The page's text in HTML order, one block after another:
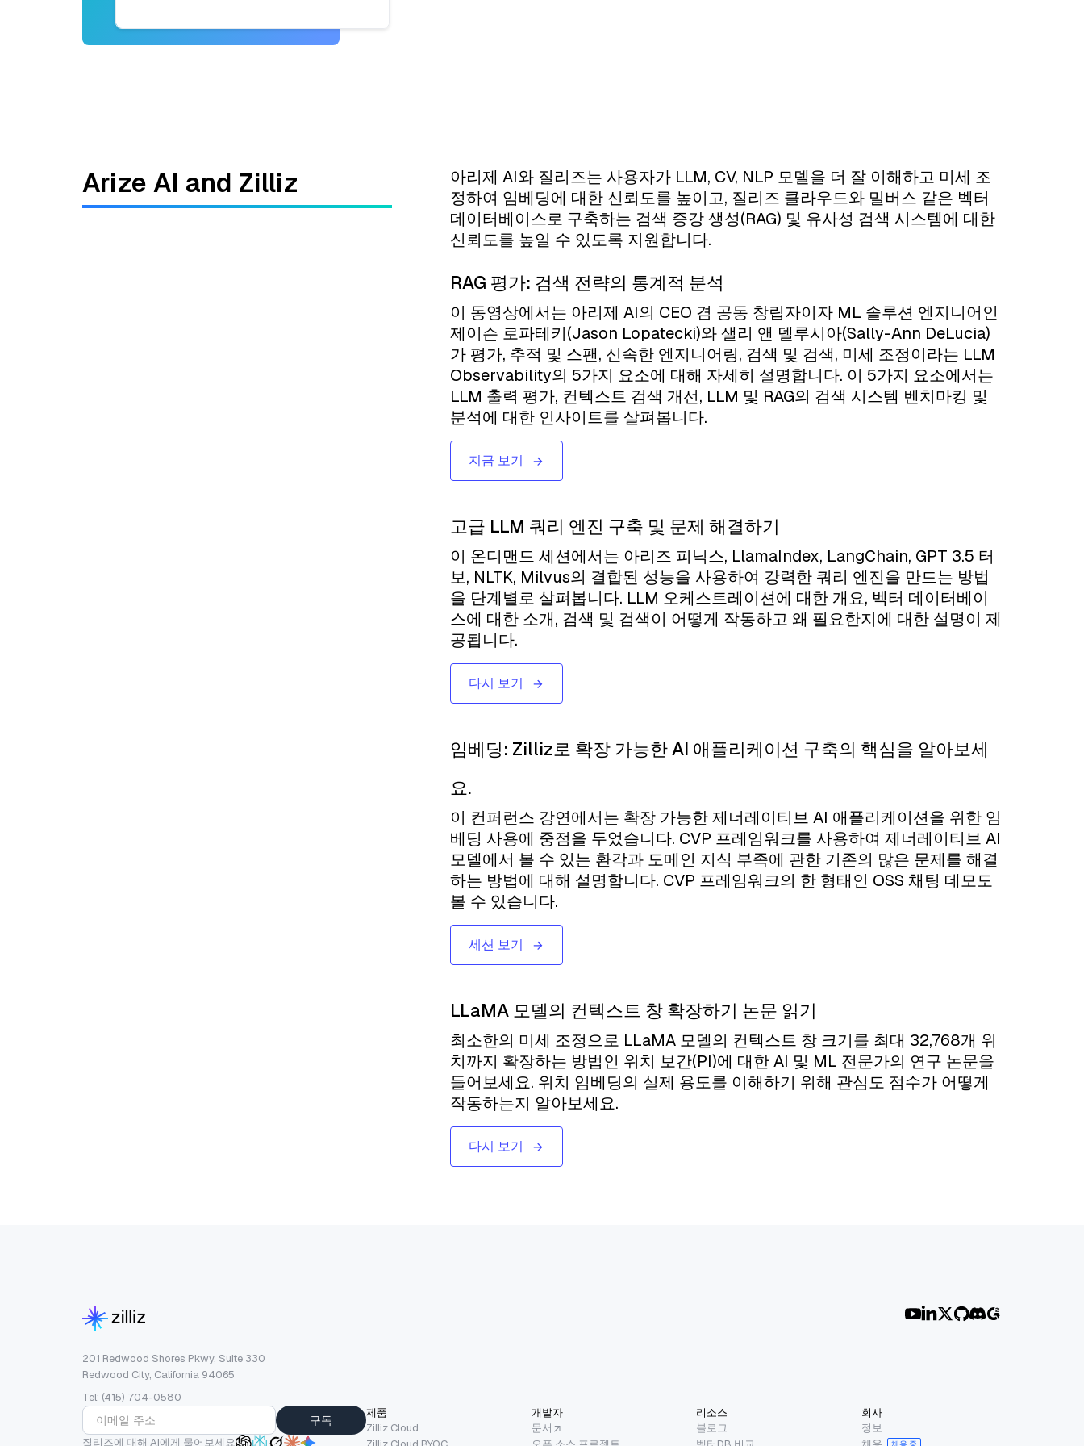
Arize AI and Zilliz
아리제 AI와 질리즈는 사용자가 LLM, CV, NLP 모델을 더 잘 이해하고 미세 조
정하여 임베딩에 대한 신뢰도를 높이고, 질리즈 클라우드와 밀버스 같은 벡터
데이터베이스로 구축하는 검색 증강 생성(RAG) 및 유사성 검색 시스템에 대한
신뢰도를 높일 수 있도록 지원합니다.
RAG 평가: 검색 전략의 통계적 분석
이 동영상에서는 아리제 AI의 CEO 겸 공동 창립자이자 ML 솔루션 엔지니어인
제이슨 로파테키(Jason Lopatecki)와 샐리 앤 델루시아(Sally-Ann DeLucia)
가 평가, 추적 및 스팬, 신속한 엔지니어링, 검색 및 검색, 미세 조정이라는 LLM
Observability의 5가지 요소에 대해 자세히 설명합니다. 이 5가지 요소에서는
LLM 출력 평가, 컨텍스트 검색 개선, LLM 및 RAG의 검색 시스템 벤치마킹 및
분석에 대한 인사이트를 살펴봅니다.
지금 보기
고급 LLM 쿼리 엔진 구축 및 문제 해결하기
이 온디맨드 세션에서는 아리즈 피닉스, LlamaIndex, LangChain, GPT 3.5 터
보, NLTK, Milvus의 결합된 성능을 사용하여 강력한 쿼리 엔진을 만드는 방법
을 단계별로 살펴봅니다. LLM 오케스트레이션에 대한 개요, 벡터 데이터베이
스에 대한 소개, 검색 및 검색이 어떻게 작동하고 왜 필요한지에 대한 설명이 제
공됩니다.
다시 보기
임베딩: Zilliz로 확장 가능한 AI 애플리케이션 구축의 핵심을 알아보세
요.
이 컨퍼런스 강연에서는 확장 가능한 제너레이티브 AI 애플리케이션을 위한 임
베딩 사용에 중점을 두었습니다. CVP 프레임워크를 사용하여 제너레이티브 AI
모델에서 볼 수 있는 환각과 도메인 지식 부족에 관한 기존의 많은 문제를 해결
하는 방법에 대해 설명합니다. CVP 프레임워크의 한 형태인 OSS 채팅 데모도
볼 수 있습니다.
세션 보기
LLaMA 모델의 컨텍스트 창 확장하기 논문 읽기
최소한의 미세 조정으로 LLaMA 모델의 컨텍스트 창 크기를 최대 32,768개 위
치까지 확장하는 방법인 위치 보간(PI)에 대한 AI 및 ML 전문가의 연구 논문을
들어보세요. 위치 임베딩의 실제 용도를 이해하기 위해 관심도 점수가 어떻게
작동하는지 알아보세요.
다시 보기
201 Redwood Shores Pkwy, Suite 330
Redwood City, California 94065
Tel: (415) 704-0580
구독
질리즈에 대해 AI에게 물어보세요
제품
Zilliz Cloud
개발자
문서
리소스
블로그
회사
정보